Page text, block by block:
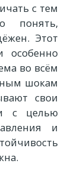
с тем
понять,
Этот
особенно
во всём
шокам
свои
с целью
и